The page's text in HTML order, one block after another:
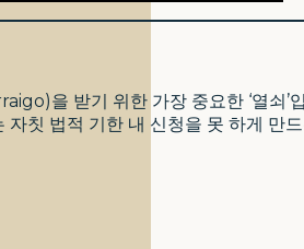
을 받기 위한 가장 중요한 ‘열쇠’
칫 법적 기한 내 신청을 못 하게 만